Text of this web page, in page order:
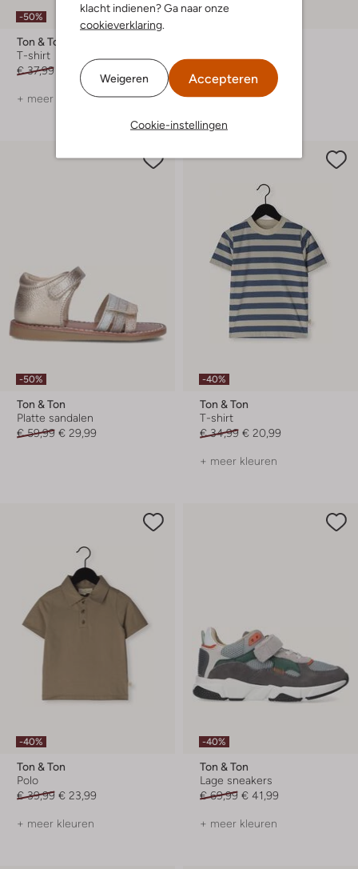
klacht indienen? Ga naar onze
cookieverklaring.
Weigeren Accepteren
Cookie-instellingen
-50%
Ton & Ton
T-shirt
€ 37,99
€ 18,99
+ meer kleuren
Casual overhemd
€ 26,99
+ meer kleuren
-50%
Ton & Ton
Platte sandalen
€ 59,99 € 29,99
-40%
Ton & Ton
T-shirt
€ 34,99 € 20,99
+ meer kleuren
-40%
Ton & Ton
Polo
€ 39,99 € 23,99
+ meer kleuren
-40%
Ton & Ton
Lage sneakers
€ 69,99 € 41,99
+ meer kleuren